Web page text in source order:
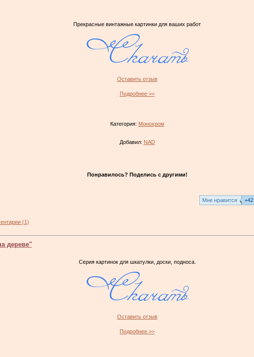
Прекрасные винтажные картинки для ваших работ
Оставить отзыв
Подробнее >>
Категория: Монохром
Добавил: NAD
Понравилось? Поделись с другими!
Mне нравится +42
(1)
дереве"
Серия картинок для шкатулки, доски, подноса.
Оставить отзыв
Подробнее >>